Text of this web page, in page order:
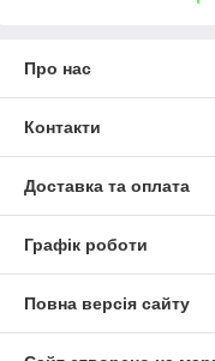
Про нас
Контакти
Доставка та оплата
Графік роботи
Повна версія сайту